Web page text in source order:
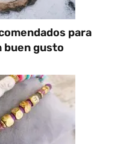
para
buen gusto